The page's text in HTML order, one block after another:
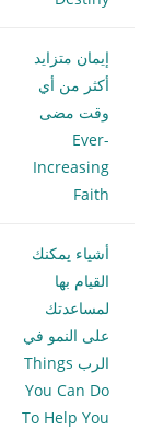
إيمان متزايد
أكثر من أي
وقت مضى
Ever-
Increasing
Faith
أشياء يمكنك
القيام بها
لمساعدتك
على النمو في
الرب Things
You Can Do
To Help You